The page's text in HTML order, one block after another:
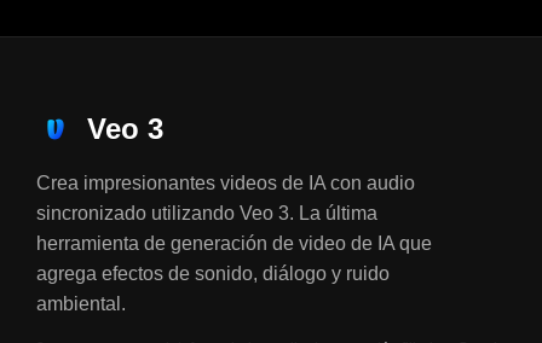
Veo 3
Crea impresionantes videos de IA con audio
sincronizado utilizando Veo 3. La última
herramienta de generación de video de IA que
agrega efectos de sonido, diálogo y ruido
ambiental.